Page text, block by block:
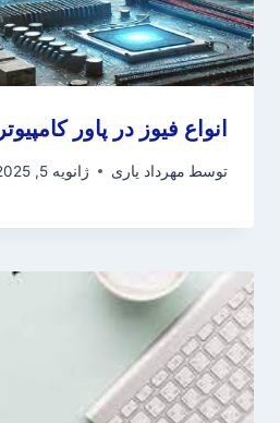
انواع فیوز در پاور کامپیوتر
توسط مهرداد یاری ژانویه 5, 2025